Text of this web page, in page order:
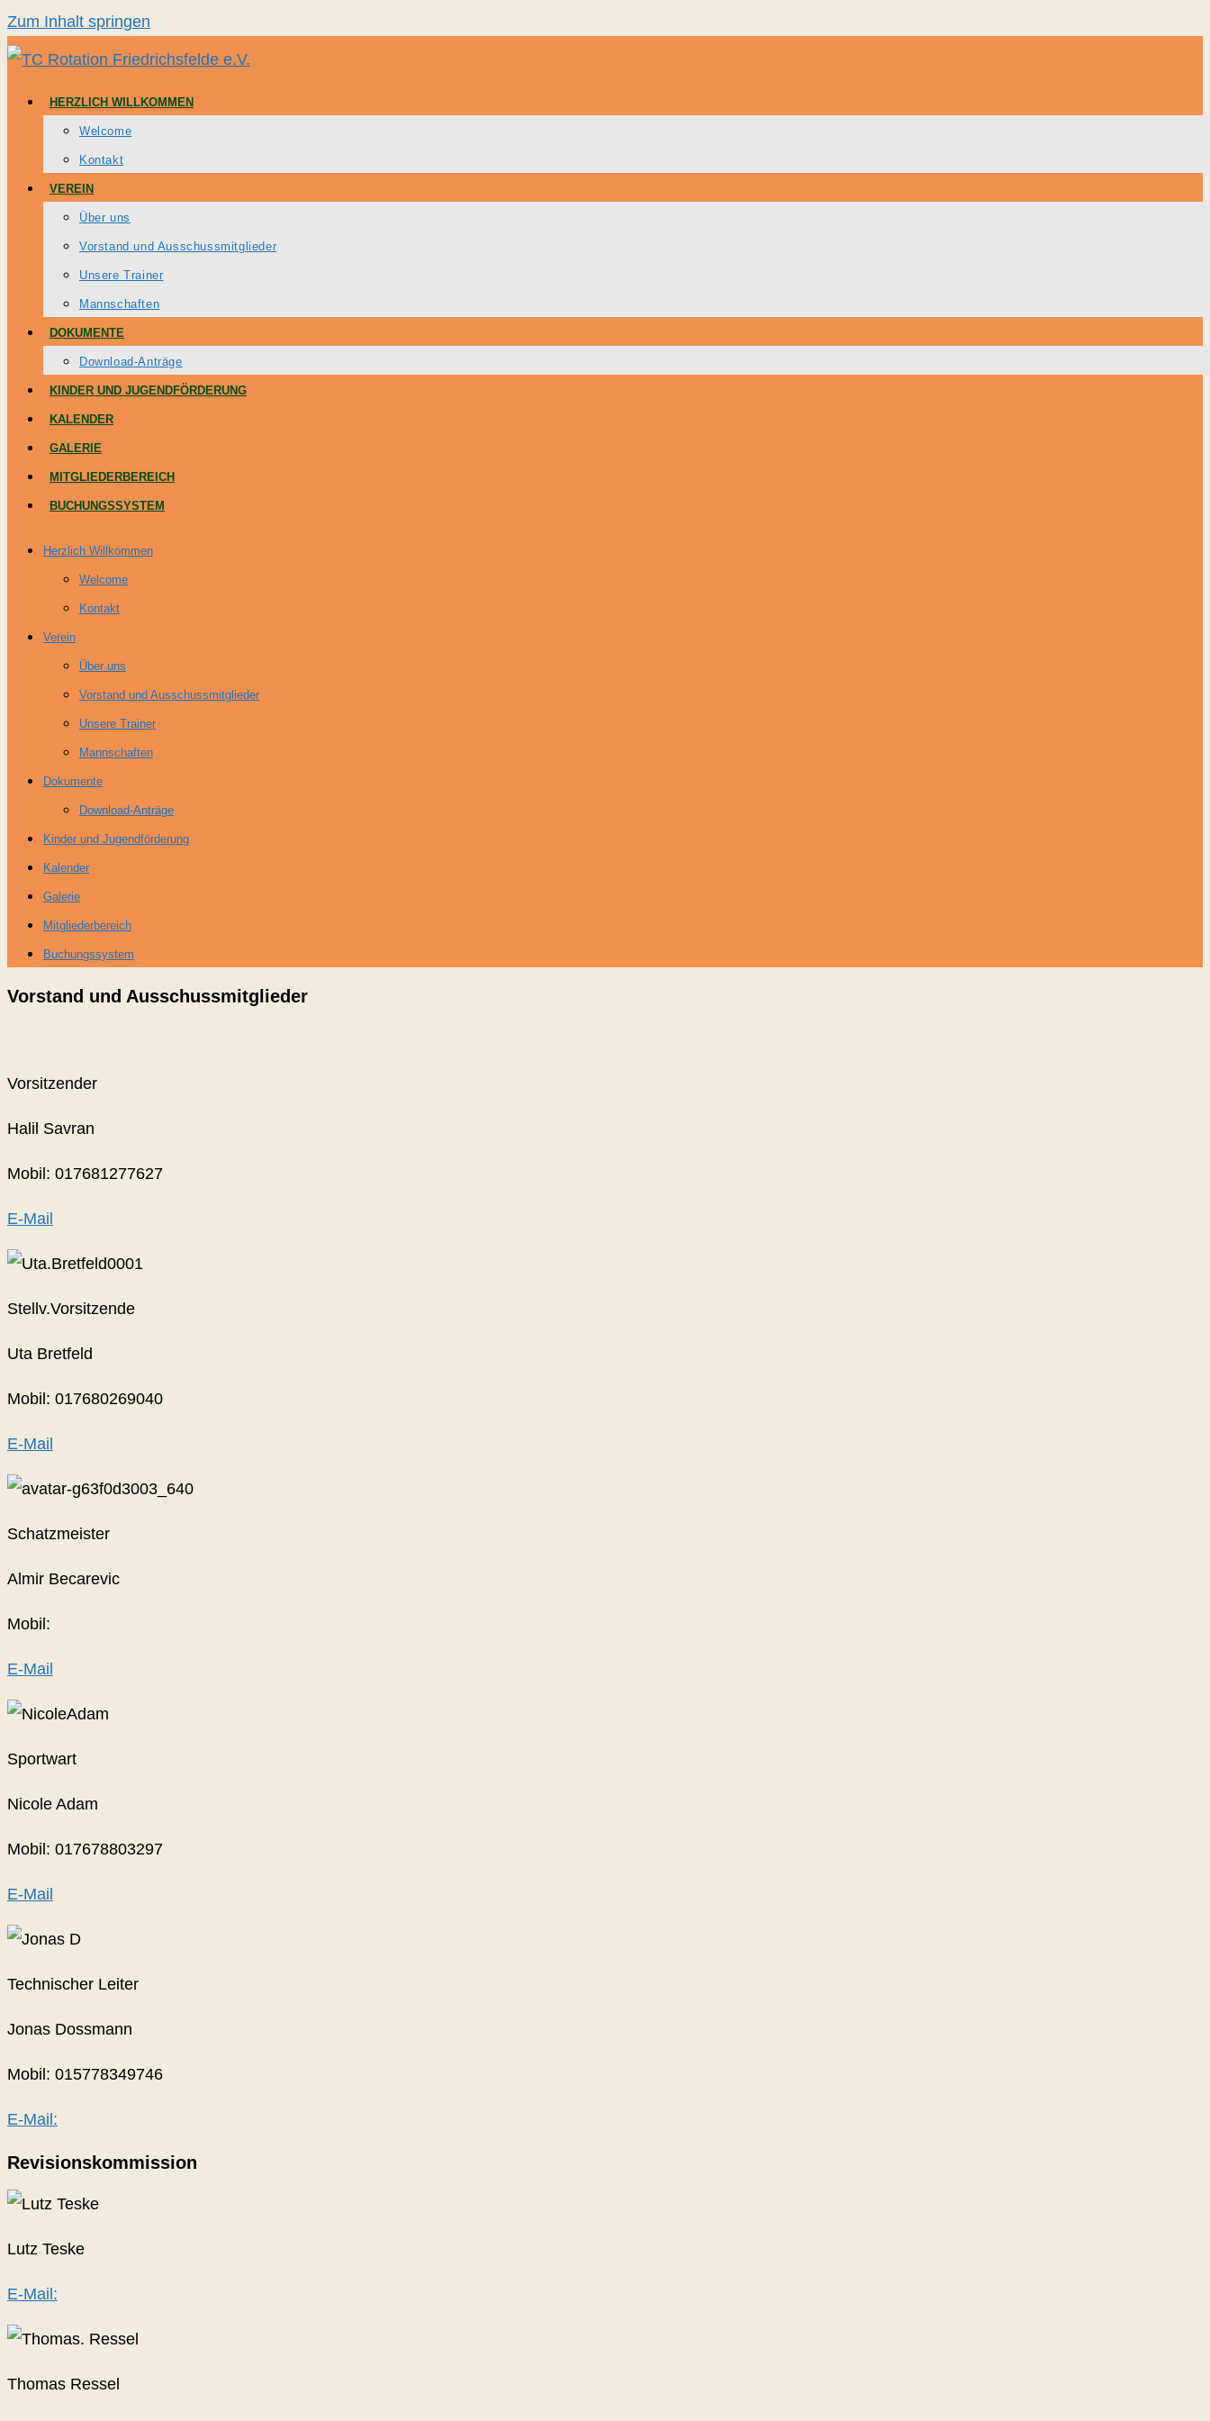
Zum Inhalt springen
HERZLICH WILLKOMMEN
Welcome
Kontakt
VEREIN
Über uns
Vorstand und Ausschussmitglieder
Unsere Trainer
Mannschaften
DOKUMENTE
Download-Anträge
KINDER UND JUGENDFÖRDERUNG
KALENDER
GALERIE
MITGLIEDERBEREICH
BUCHUNGSSYSTEM
Herzlich Willkommen
Welcome
Kontakt
Verein
Über uns
Vorstand und Ausschussmitglieder
Unsere Trainer
Mannschaften
Dokumente
Download-Anträge
Kinder und Jugendförderung
Kalender
Galerie
Mitgliederbereich
Buchungssystem
Vorstand und Ausschussmitglieder
Vorsitzender
Halil Savran
Mobil: 017681277627
E-Mail
Stellv.Vorsitzende
Uta Bretfeld
Mobil: 017680269040
E-Mail
Schatzmeister
Almir Becarevic
Mobil:
E-Mail
Sportwart
Nicole Adam
Mobil: 017678803297
E-Mail
Technischer Leiter
Jonas Dossmann
Mobil: 015778349746
E-Mail:
Revisionskommission
Lutz Teske
E-Mail:
Thomas Ressel